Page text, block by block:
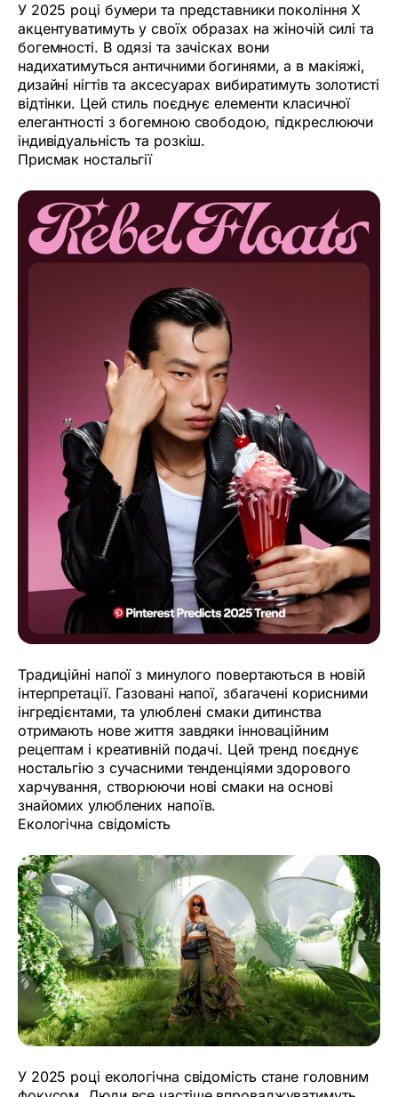
У 2025 році бумери та представники покоління X
акцентуватимуть у своїх образах на жіночій силі та
богемності. В одязі та зачісках вони
надихатимуться античними богинями, а в макіяжі,
дизайні нігтів та аксесуарах вибиратимуть золотисті
відтінки. Цей стиль поєднує елементи класичної
елегантності з богемною свободою, підкреслюючи
індивідуальність та розкіш.
Присмак ностальгії
Традиційні напої з минулого повертаються в новій
інтерпретації. Газовані напої, збагачені корисними
інгредієнтами, та улюблені смаки дитинства
отримають нове життя завдяки інноваційним
рецептам і креативній подачі. Цей тренд поєднує
ностальгію з сучасними тенденціями здорового
харчування, створюючи нові смаки на основі
знайомих улюблених напоїв.
Екологічна свідомість
У 2025 році екологічна свідомість стане головним